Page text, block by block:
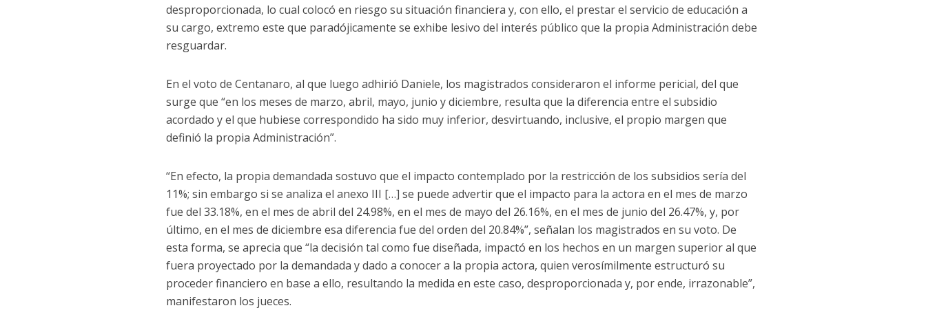
desproporcionada, lo cual colocó en riesgo su situación financiera y, con ello, el prestar el servicio de educación a
su cargo, extremo este que paradójicamente se exhibe lesivo del interés público que la propia Administración debe
resguardar.
En el voto de Centanaro, al que luego adhirió Daniele, los magistrados consideraron el informe pericial, del que
surge que “en los meses de marzo, abril, mayo, junio y diciembre, resulta que la diferencia entre el subsidio
acordado y el que hubiese correspondido ha sido muy inferior, desvirtuando, inclusive, el propio margen que
definió la propia Administración”.
“En efecto, la propia demandada sostuvo que el impacto contemplado por la restricción de los subsidios sería del
11%; sin embargo si se analiza el anexo III […] se puede advertir que el impacto para la actora en el mes de marzo
fue del 33.18%, en el mes de abril del 24.98%, en el mes de mayo del 26.16%, en el mes de junio del 26.47%, y, por
último, en el mes de diciembre esa diferencia fue del orden del 20.84%”, señalan los magistrados en su voto. De
esta forma, se aprecia que “la decisión tal como fue diseñada, impactó en los hechos en un margen superior al que
fuera proyectado por la demandada y dado a conocer a la propia actora, quien verosímilmente estructuró su
proceder financiero en base a ello, resultando la medida en este caso, desproporcionada y, por ende, irrazonable”,
manifestaron los jueces.